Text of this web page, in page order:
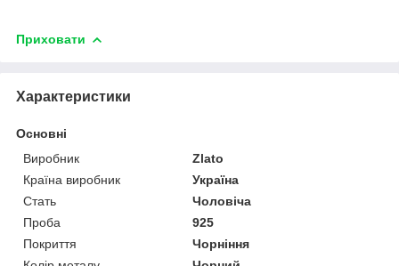
Приховати
Характеристики
Основні
Виробник
Zlato
Країна виробник
Україна
Стать
Чоловіча
Проба
925
Покриття
Чорніння